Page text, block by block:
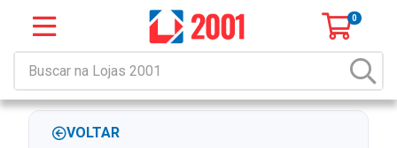
0
VOLTAR